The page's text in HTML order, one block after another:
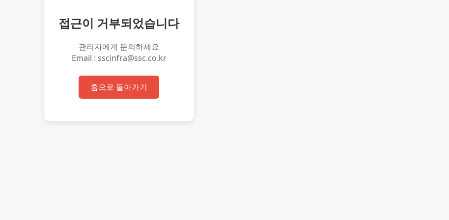
접근이 거부되었습니다
관리자에게 문의하세요
Email : sscinfra@ssc.co.kr
홈으로 돌아가기